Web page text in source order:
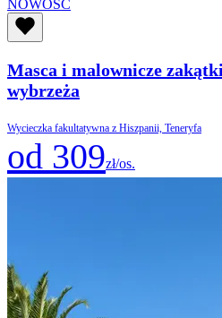
NOWOŚĆ
Masca i malownicze
wybrzeża
Wycieczka fakultatywna z Hiszpanii, Teneryfa
od 309zł/os.